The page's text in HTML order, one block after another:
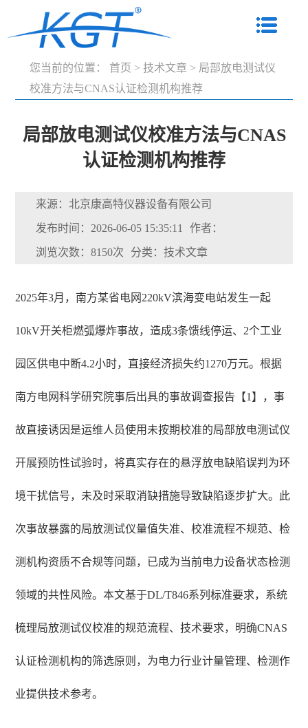
您当前的位置： 首页 > 技术文章 > 局部放电测试仪
校准方法与CNAS认证检测机构推荐
局部放电测试仪校准方法与CNAS
认证检测机构推荐
来源：北京康高特仪器设备有限公司
发布时间：2026-06-05 15:35:11 作者：
浏览次数：8150次 分类：技术文章
2025年3月，南方某省电网220kV滨海变电站发生一起
10kV开关柜燃弧爆炸事故，造成3条馈线停运、2个工业
园区供电中断4.2小时，直接经济损失约1270万元。根据
南方电网科学研究院事后出具的事故调查报告【1】，事
故直接诱因是运维人员使用未按期校准的局部放电测试仪
开展预防性试验时，将真实存在的悬浮放电缺陷误判为环
境干扰信号，未及时采取消缺措施导致缺陷逐步扩大。此
次事故暴露的局放测试仪量值失准、校准流程不规范、检
测机构资质不合规等问题，已成为当前电力设备状态检测
领域的共性风险。本文基于DL/T846系列标准要求，系统
梳理局放测试仪校准的规范流程、技术要求，明确CNAS
认证检测机构的筛选原则，为电力行业计量管理、检测作
业提供技术参考。